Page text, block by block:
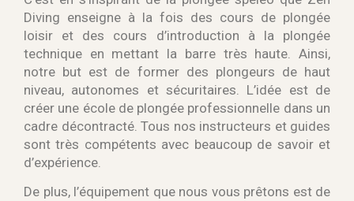
Diving enseigne à la fois des cours de plongée
loisir et des cours d’introduction à la plongée
technique en mettant la barre très haute. Ainsi,
notre but est de former des plongeurs de haut
niveau, autonomes et sécuritaires. L’idée est de
créer une école de plongée professionnelle dans un
cadre décontracté. Tous nos instructeurs et guides
sont très compétents avec beaucoup de savoir et
d’expérience.
De plus, l’équipement que nous vous prêtons est de